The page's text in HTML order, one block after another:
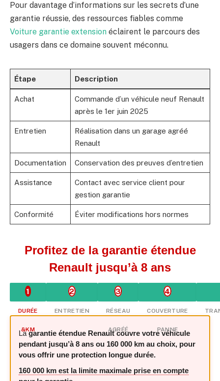
Pour davantage d’informations sur les secrets d’une
garantie réussie, des ressources fiables comme
Voiture garantie extension éclairent le parcours des
usagers dans ce domaine souvent méconnu.
Étape Description
Achat
Commande d’un véhicule neuf Renault
après le 1er juin 2025
Entretien
Réalisation dans un garage agréé
Renault
Documentation Conservation des preuves d’entretien
Assistance
Contact avec service client pour
gestion garantie
Conformité Éviter modifications hors normes
Profitez de la garantie étendue
Renault jusqu’à 8 ans
1
DURÉE
&KM
2
ENTRETIEN
3
RÉSEAU
AGRÉÉ
4
COUVERTURE
PANNE
Lagarantie étendue Renault couvre votre véhicule
pendant jusqu’à 8 ans ou 160 000 km au choix, pour
vous offrir une protection longue durée.
160 000 km est la limite maximale prise en compte